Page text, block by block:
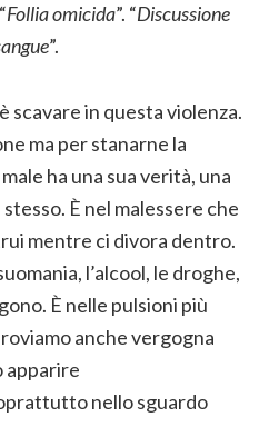
Follia omicida”. “Discussione
”.
scavare in questa violenza.
ma per stanarne la
ha una sua verità, una
È nel malessere che
mentre ci divora dentro.
l’alcool, le droghe,
È nelle pulsioni più
anche vergogna
apparire
nello sguardo